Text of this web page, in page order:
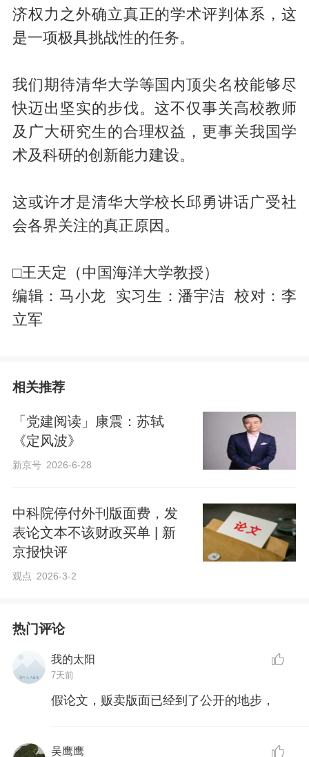
济权力之外确立真正的学术评判体系，这
是一项极具挑战性的任务。
我们期待清华大学等国内顶尖名校能够尽
快迈出坚实的步伐。这不仅事关高校教师
及广大研究生的合理权益，更事关我国学
术及科研的创新能力建设。
这或许才是清华大学校长邱勇讲话广受社
会各界关注的真正原因。
□王天定（中国海洋大学教授）
编辑：马小龙 实习生：潘宇洁 校对：李
立军
相关推荐
「党建阅读」康震：苏轼
《定风波》
新京号 2026-6-28
中科院停付外刊版面费，发
表论文本不该财政买单 | 新
京报快评
观点 2026-3-2
热门评论
我的太阳
7天前
假论文，贩卖版面已经到了公开的地步，
吴鹰鹰